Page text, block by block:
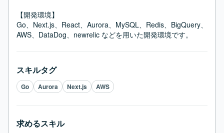
【開発環境】
Go、Next.js、React、Aurora、MySQL、Redis、BigQuery、
AWS、DataDog、newrelic などを用いた開発環境です。
スキルタグ
Go Aurora Next.js AWS
求めるスキル